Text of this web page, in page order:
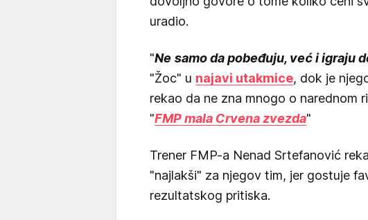
uradio.
"Ne samo da pobeđuju, već i igraju
"Žoc" u najavi utakmice, dok je
rekao da ne zna mnogo o narednom
"FMP mala Crvena zvezda"
Trener FMP-a Nenad Srtefanović
"najlakši" za njegov tim, jer gostuje
rezultatskog pritiska.